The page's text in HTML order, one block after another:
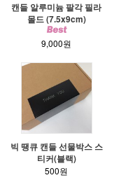
캔들 알루미늄 팔각 필라
몰드 (7.5x9cm)
9,000원
빅 땡큐 캔들 선물박스 스
티커(블랙)
500원